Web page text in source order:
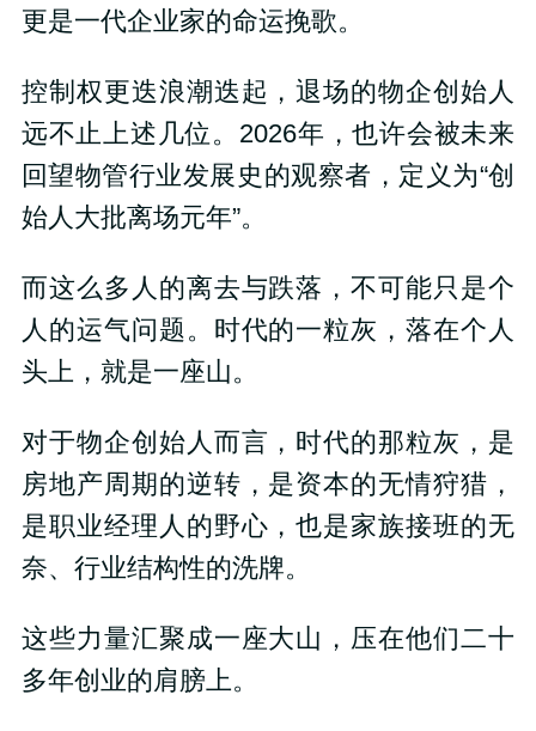
更是一代企业家的命运挽歌。
控制权更迭浪潮迭起，退场的物企创始人
远不止上述几位。2026年，也许会被未来
回望物管行业发展史的观察者，定义为“创
始人大批离场元年”。
而这么多人的离去与跌落，不可能只是个
人的运气问题。时代的一粒灰，落在个人
头上，就是一座山。
对于物企创始人而言，时代的那粒灰，是
房地产周期的逆转，是资本的无情狩猎，
是职业经理人的野心，也是家族接班的无
奈、行业结构性的洗牌。
这些力量汇聚成一座大山，压在他们二十
多年创业的肩膀上。